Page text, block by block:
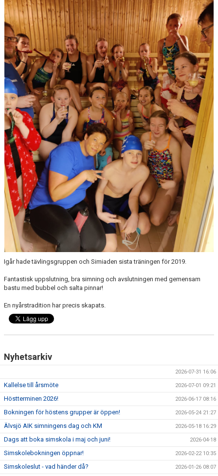
ANTIMOBBING
GDPR
ARKIV
JOBBA HOS OSS
VANLIGA FRÅGOR
Igår hade tävlingsgruppen och Simiaden sista träningen för 2019.
Fantastisk uppslutning, bra simning och avslutningen med gemensam
bastu med bubbel och salta pinnar!
En nyårstradition har precis skapats.
Nyhetsarkiv
2026-07-31 16:06
Kallelse till årsmöte 2026-07-01 09:21
Höstterminen 2026! 2026-06-17 08:16
Bokningen för höstens grupper är öppen! 2026-05-24 21:27
Älvsjö AIK simningens dag och KM 2026-05-18 16:29
Dags att boka simskola i maj och juni! 2026-04-18
Simskolebokningen öppnar! 2026-02-22 10:35
Simskoleslut - vad händer då? 2026-01-26 08:07